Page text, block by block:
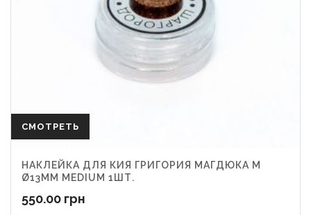
СМОТРЕТЬ
НАКЛЕЙКА ДЛЯ КИЯ ГРИГОРИЯ МАГДЮКА M
Ø13ММ MEDIUM 1ШТ.
550.00 грн